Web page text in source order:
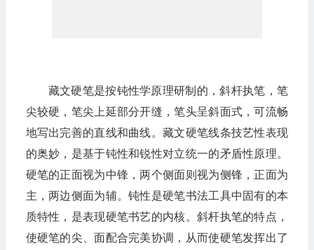
藏文硬笔是按钝性学原理研制的，斜杆执笔，笔
尖较硬，笔尖上延部分开缝，笔头呈斜面式，可流畅
地写出完善的直线和曲线。藏文硬笔线条技艺性表现
的奥妙，是基于钝性和锐性对立统一的矛盾性原理。
硬笔的正面视为中锋，两个侧面则视为侧锋，正面为
主，两边侧面为辅。钝性是硬笔书法工具中固有的本
质特性，是表现硬笔书艺的内核。斜杆执笔的特点，
使硬笔的尖、面配合完美协调，从而使硬笔发挥出了